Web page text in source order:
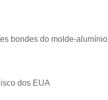
bondes do molde-alumínio
dos EUA